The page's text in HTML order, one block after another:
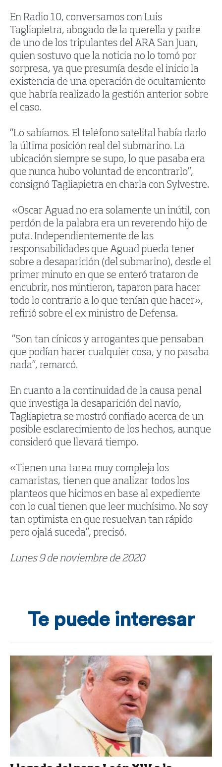
En Radio 10, conversamos con Luis
Tagliapietra, abogado de la querella y padre
de uno de los tripulantes del ARA San Juan,
quien sostuvo que la noticia no lo tomó por
sorpresa, ya que presumía desde el inicio la
existencia de una operación de ocultamiento
que habría realizado la gestión anterior sobre
el caso.
“Lo sabíamos. El teléfono satelital había dado
la última posición real del submarino. La
ubicación siempre se supo, lo que pasaba era
que nunca hubo voluntad de encontrarlo”,
consignó Tagliapietra en charla con Sylvestre.
«Oscar Aguad no era solamente un inútil, con
perdón de la palabra era un reverendo hijo de
puta. Independientemente de las
responsabilidades que Aguad pueda tener
sobre a desaparición (del submarino), desde el
primer minuto en que se enteró trataron de
encubrir, nos mintieron, taparon para hacer
todo lo contrario a lo que tenían que hacer»,
refirió sobre el ex ministro de Defensa.
“Son tan cínicos y arrogantes que pensaban
que podían hacer cualquier cosa, y no pasaba
nada”, remarcó.
En cuanto a la continuidad de la causa penal
que investiga la desaparición del navío,
Tagliapietra se mostró confiado acerca de un
posible esclarecimiento de los hechos, aunque
consideró que llevará tiempo.
«Tienen una tarea muy compleja los
camaristas, tienen que analizar todos los
planteos que hicimos en base al expediente
con lo cual tienen que leer muchísimo. No soy
tan optimista en que resuelvan tan rápido
pero ojalá suceda”, precisó.
Lunes 9 de noviembre de 2020
Te puede interesar